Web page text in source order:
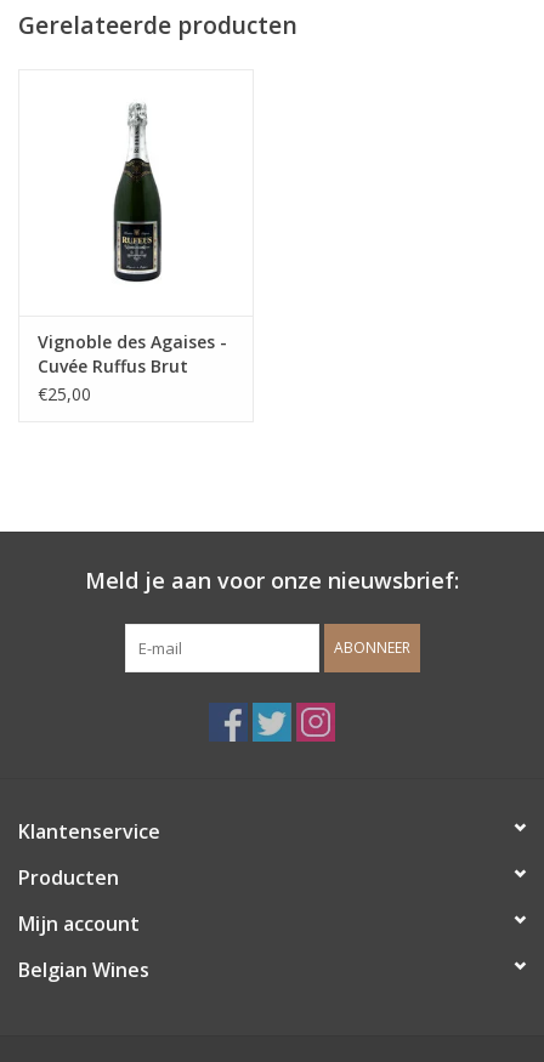
Gerelateerde producten
Vignoble des Agaises -
Cuvée Ruffus Brut
€25,00
Meld je aan voor onze nieuwsbrief:
ABONNEER
Klantenservice
Producten
Mijn account
Belgian Wines